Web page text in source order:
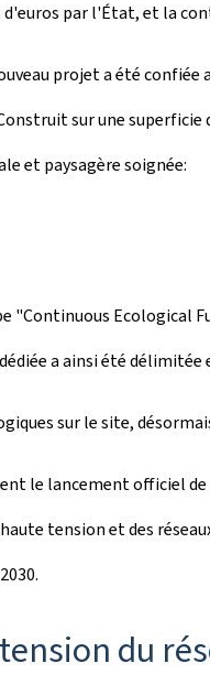
par l'État, et la
projet a été
sur une superficie
et paysagère soignée:
"Continuous Ecological
a ainsi été
sur le site,
le lancement officiel
tension et des
du